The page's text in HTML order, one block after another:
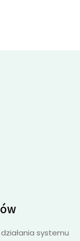
systemu